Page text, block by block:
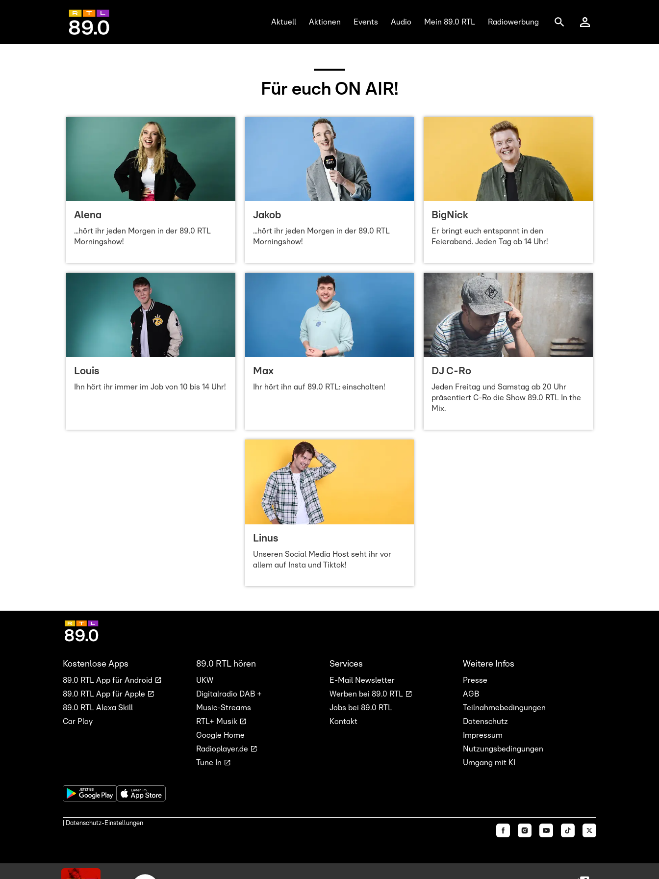
Aktuell Aktionen Events Audio Mein 89.0 RTL Radiowerbung
Für euch ON AIR!
Alena
...hört ihr jeden Morgen in der 89.0 RTL
Morningshow!
Jakob
...hört ihr jeden Morgen in der 89.0 RTL
Morningshow!
BigNick
Er bringt euch entspannt in den
Feierabend. Jeden Tag ab 14 Uhr!
Louis
Ihn hört ihr immer im Job von 10 bis 14 Uhr!
Max
Ihr hört ihn auf 89.0 RTL: einschalten!
DJ C-Ro
Jeden Freitag und Samstag ab 20 Uhr
präsentiert C-Ro die Show 89.0 RTL In the
Mix.
Linus
Unseren Social Media Host seht ihr vor
allem auf Insta und Tiktok!
Kostenlose Apps
89.0 RTL App für Android
89.0 RTL App für Apple
89.0 RTL Alexa Skill
Car Play
89.0 RTL hören
UKW
Digitalradio DAB +
Music-Streams
RTL+ Musik
Google Home
Radioplayer.de
Tune In
Services
E-Mail Newsletter
Werben bei 89.0 RTL
Jobs bei 89.0 RTL
Kontakt
Weitere Infos
Presse
AGB
Teilnahmebedingungen
Datenschutz
Impressum
Nutzungsbedingungen
Umgang mit KI
| Datenschutz-Einstellungen